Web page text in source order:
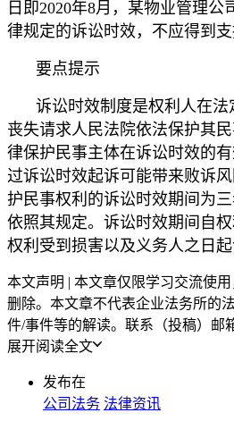
日即2020年8月，某物业管理公
律规定的诉讼时效，不应得到支
要点提示
诉讼时效制度是权利人在
丧失请求人民法院依法保护其
律保护民事主体在诉讼时效的
过诉讼时效起诉可能带来败诉
护民事权利的诉讼时效期间为三
依照其规定。诉讼时效期间自
权利受到损害以及义务人之日起
本文声明 | 本文章仅限学习交流使
删除。本文章不代表企业法务所的
件/事件等的解读。联系（投稿）邮
展开阅读全文
发布在
公司法务 法律资讯